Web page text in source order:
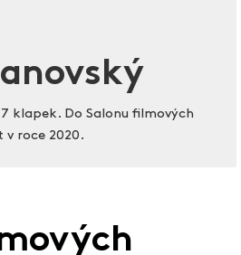
klapek. Do Salonu filmových
roce 2020.